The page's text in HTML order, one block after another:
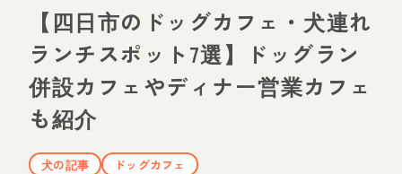
【四日市のドッグカフェ・犬連れ
ランチスポット7選】ドッグラン
併設カフェやディナー営業カフェ
も紹介
犬の記事
ドッグカフェ